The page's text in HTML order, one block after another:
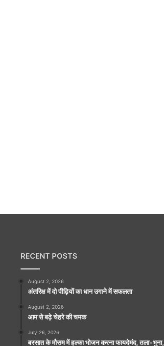
RECENT POSTS
August 2, 2026
अंतरिक्ष में दो पीढ़ियों का धान उगाने में सफलता
August 2, 2026
आम से बढ़े चेहरे की चमक
July 26, 2026
बरसात के मौसम में हल्का भोजन करना फायदेमंद, तला-